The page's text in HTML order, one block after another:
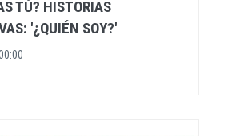
TÚ? HISTORIAS
'¿QUIÉN SOY?'